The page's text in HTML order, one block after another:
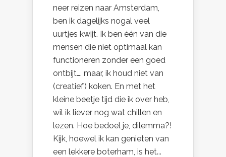
neer reizen naar Amsterdam,
ben ik dagelijks nogal veel
uurtjes kwijt. Ik ben één van die
mensen die niet optimaal kan
functioneren zonder een goed
ontbijt…. maar, ik houd niet van
(creatief) koken. En met het
kleine beetje tijd die ik over heb,
wil ik liever nog wat chillen en
lezen. Hoe bedoel je, dilemma?!
Kijk, hoewel ik kan genieten van
een lekkere boterham, is het...